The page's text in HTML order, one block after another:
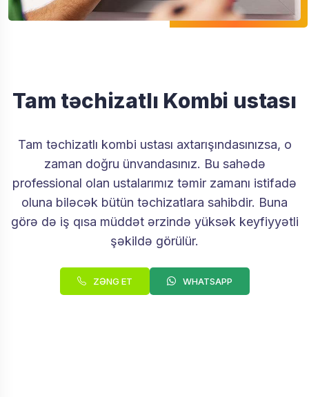
Tam təchizatlı Kombi ustası
Tam təchizatlı kombi ustası axtarışındasınızsa, o
zaman doğru ünvandasınız. Bu sahədə
professional olan ustalarımız təmir zamanı istifadə
oluna biləcək bütün təchizatlara sahibdir. Buna
görə də iş qısa müddət ərzində yüksək keyfiyyətli
şəkildə görülür.
ZƏNG ET WHATSAPP